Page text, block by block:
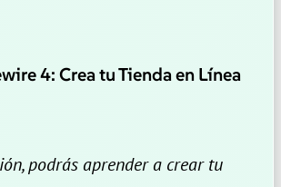
4: Crea tu Tienda en Línea
podrás aprender a crear tu